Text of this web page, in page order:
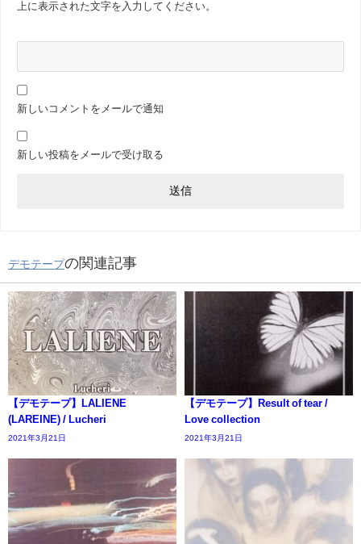
上に表示された文字を入力してください。
新しいコメントをメールで通知
新しい投稿をメールで受け取る
デモテープの関連記事
【デモテープ】LALIENE
(LAREINE) / Lucheri
2021年3月21日
【デモテープ】Result of tear /
Love collection
2021年3月21日